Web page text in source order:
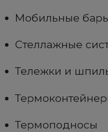
Мобильные
Стеллажные
Тележки и
Термоподносы